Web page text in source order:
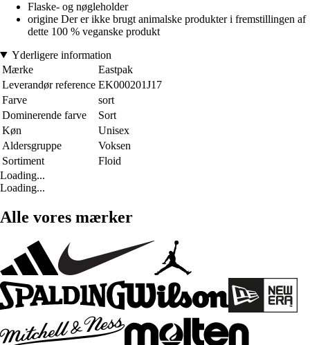
Flaske- og nøgleholder
origine Der er ikke brugt animalske produkter i fremstillingen af
dette 100 % veganske produkt
Yderligere information
Mærke
Eastpak
Leverandør reference EK000201J17
Farve
sort
Dominerende farve
Sort
Køn
Unisex
Aldersgruppe
Voksen
Sortiment
Floid
Loading...
Loading...
Alle vores mærker